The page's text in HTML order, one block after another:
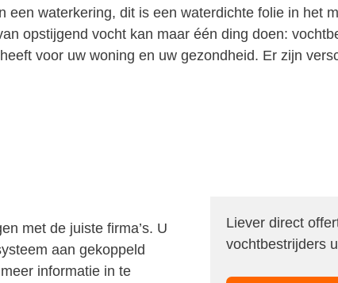
waterkering, dit is een waterdichte folie in het
opstijgend vocht kan maar één ding doen:
voor uw woning en uw gezondheid. Er zijn
met de juiste firma’s. U
aan gekoppeld
informatie in te
Liever direct
vochtbestrijders